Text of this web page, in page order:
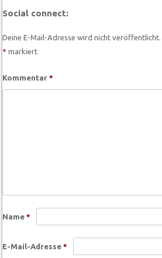
Social connect:
Deine E-Mail-Adresse wird nicht veröffentlicht.
* markiert
Kommentar*
Name*
E-Mail-Adresse*